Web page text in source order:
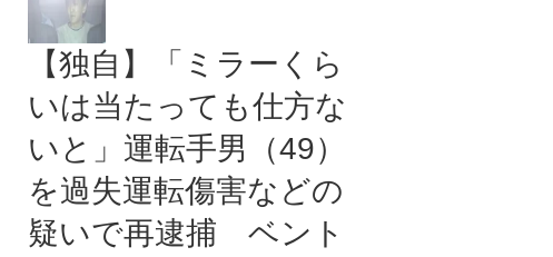
【独自】「ミラーくら
いは当たっても仕方な
いと」運転手男（49）
を過失運転傷害などの
疑いで再逮捕 ベント